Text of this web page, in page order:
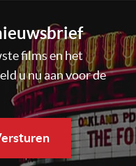
films en het
u nu aan voor de